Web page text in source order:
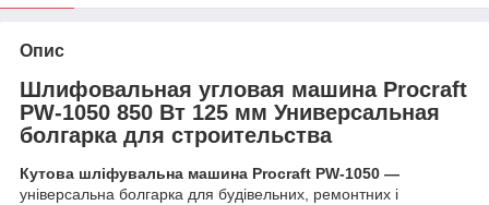
Опис
Шлифовальная угловая машина Procraft
PW-1050 850 Вт 125 мм Универсальная
болгарка для строительства
Кутова шліфувальна машина Procraft PW‑1050 —
універсальна болгарка для будівельних, ремонтних і